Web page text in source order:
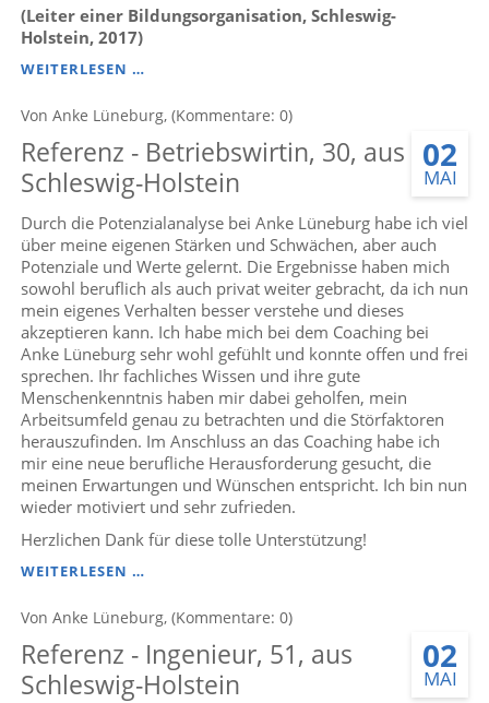
(Leiter einer Bildungsorganisation, Schleswig-
Holstein, 2017)
WEITERLESEN …REFERENZ
STRUKTURIERUNG
UND
BERATUNG
EINER
BILDUNGSORGANISATION
SCHLESWIG-
HOLSTEIN
Von Anke Lüneburg, (Kommentare: 0)
02
MAI
Referenz - Betriebswirtin, 30, aus
Schleswig-Holstein
Durch die Potenzialanalyse bei Anke Lüneburg habe ich viel
über meine eigenen Stärken und Schwächen, aber auch
Potenziale und Werte gelernt. Die Ergebnisse haben mich
sowohl beruflich als auch privat weiter gebracht, da ich nun
mein eigenes Verhalten besser verstehe und dieses
akzeptieren kann. Ich habe mich bei dem Coaching bei
Anke Lüneburg sehr wohl gefühlt und konnte offen und frei
sprechen. Ihr fachliches Wissen und ihre gute
Menschenkenntnis haben mir dabei geholfen, mein
Arbeitsumfeld genau zu betrachten und die Störfaktoren
herauszufinden. Im Anschluss an das Coaching habe ich
mir eine neue berufliche Herausforderung gesucht, die
meinen Erwartungen und Wünschen entspricht. Ich bin nun
wieder motiviert und sehr zufrieden.
Herzlichen Dank für diese tolle Unterstützung!
WEITERLESEN …REFERENZ
BETRIEBSWIRTIN,
30,
AUS
SCHLESWIG-
HOLSTEIN
Von Anke Lüneburg, (Kommentare: 0)
02
MAI
Referenz - Ingenieur, 51, aus
Schleswig-Holstein